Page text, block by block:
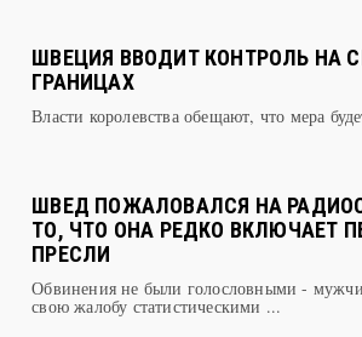
ШВЕЦИЯ ВВОДИТ КОНТРОЛЬ НА
ГРАНИЦАХ
ШВЕД ПОЖАЛОВАЛСЯ НА
ТО, ЧТО ОНА РЕДКО ВКЛЮЧАЕТ
ПРЕСЛИ
Обвинения не были голословными -